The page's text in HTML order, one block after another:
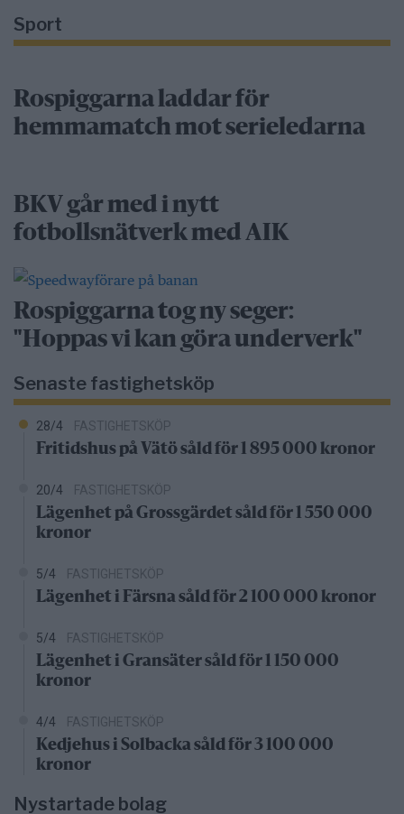
Sport
Rospiggarna laddar för
hemmamatch mot serieledarna
BKV går med i nytt
fotbollsnätverk med AIK
Rospiggarna tog ny seger:
"Hoppas vi kan göra underverk"
Senaste fastighetsköp
28/4 FASTIGHETSKÖP
Fritidshus på Vätö såld för 1 895 000 kronor
20/4 FASTIGHETSKÖP
Lägenhet på Grossgärdet såld för 1 550 000
kronor
5/4 FASTIGHETSKÖP
Lägenhet i Färsna såld för 2 100 000 kronor
5/4 FASTIGHETSKÖP
Lägenhet i Gransäter såld för 1 150 000
kronor
4/4 FASTIGHETSKÖP
Kedjehus i Solbacka såld för 3 100 000
kronor
Nystartade bolag